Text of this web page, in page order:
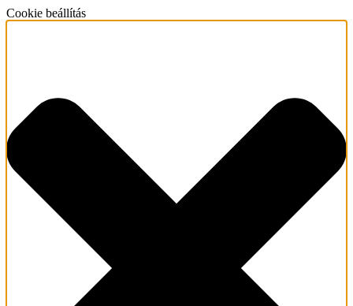
Cookie beállítás